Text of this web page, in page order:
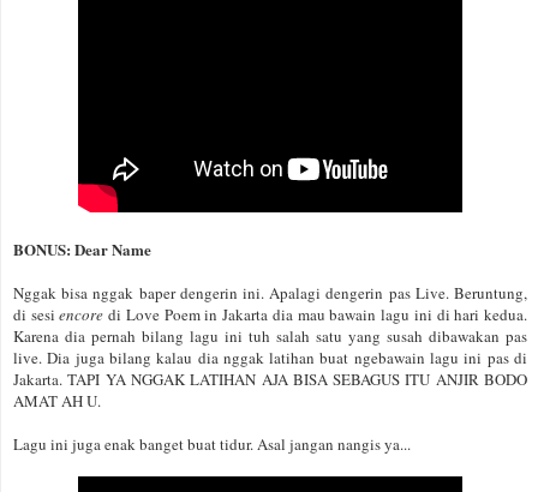
BONUS: Dear Name
Nggak bisa nggak baper dengerin ini. Apalagi dengerin pas Live. Beruntung,
di sesiencore di Love Poem in Jakarta dia mau bawain lagu ini di hari kedua.
Karena dia pernah bilang lagu ini tuh salah satu yang susah dibawakan pas
live. Dia juga bilang kalau dia nggak latihan buat ngebawain lagu ini pas di
Jakarta. TAPI YA NGGAK LATIHAN AJA BISA SEBAGUS ITU ANJIR BODO
AMAT AH U.
Lagu ini juga enak banget buat tidur. Asal jangan nangis ya...